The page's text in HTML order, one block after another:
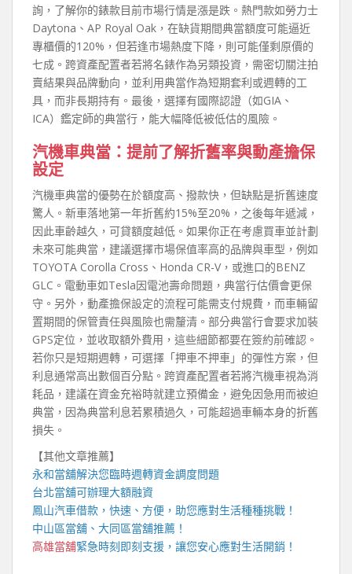
詢，了解你的錶款目前市場行情是漲是跌。熱門款如勞力士
Daytona、AP Royal Oak，在缺貨期間典當額度可能逼近
專櫃價的120%，但若逢市場熱度下降，則可能僅剩原價的
七成。跨資產配置者若將名錶作為另類投資，需密切關注拍
賣結果與品牌動向，並利用典當作為短期套利或週轉的工
具，而非長期持有。最後，選擇有國際認證（如GIA、
ICA）鑑定師的典當行，能大幅降低被低估的風險。
汽機車典當：提前了解折舊率與動產擔保
設定
汽機車典當的優勢在於額度高、撥款快，但缺點是折舊速度
驚人。新車落地第一年折舊約15%至20%，之後每年遞減，
因此車齡越久，可貸額度越低。如果你正在考慮買車並計劃
未來可能典當，建議選擇市場保值率高的品牌與車型，例如
TOYOTA Corolla Cross、Honda CR-V，或進口的BENZ
GLC。電動車如Tesla因電池壽命問題，典當行估價會更保
守。另外，動產擔保設定的流程可能需支付規費，而車輛留
置期間的保管責任與風險也需釐清。部分典當行會要求加裝
GPS定位，並收取額外費用，這些細節都要在簽約前確認。
若你只是短期週轉，可選擇「押車不押車」的彈性方案，但
利息通常高出數個百分點。跨資產配置者若將汽機車視為消
耗品，建議在資金充裕時就建立預備金，避免因急用而被迫
典當，因為典當利息若累積過久，可能超過車輛本身的折舊
損失。
【其他文章推薦】
永和當舖解決您臨時週轉資金調度問題
台北當舖可辦理大額融資
鳳山汽車借款 ，快速、方便，助您應對生活種種挑戰！
中山區當舖 、 大同區當舖推薦！
高雄當舖緊急時刻即刻支援，讓您安心應對生活開銷！